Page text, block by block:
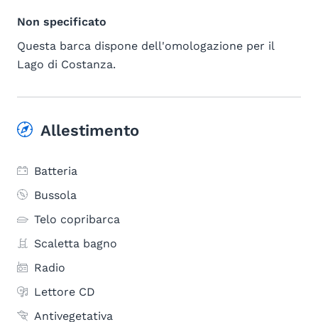
Non specificato
Questa barca dispone dell'omologazione per il
Lago di Costanza.
Allestimento
Batteria
Bussola
Telo copribarca
Scaletta bagno
Radio
Lettore CD
Antivegetativa